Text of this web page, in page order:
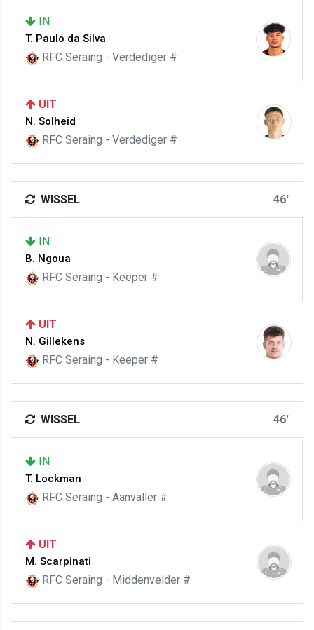
IN
T. Paulo da Silva
RFC Seraing - Verdediger #
UIT
N. Solheid
RFC Seraing - Verdediger #
WISSEL 46'
IN
B. Ngoua
RFC Seraing - Keeper #
UIT
N. Gillekens
RFC Seraing - Keeper #
WISSEL 46'
IN
T. Lockman
RFC Seraing - Aanvaller #
UIT
M. Scarpinati
RFC Seraing - Middenvelder #